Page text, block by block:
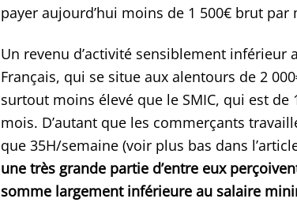
payer aujourd’hui moins de 1 500€ brut par
Un revenu d’activité sensiblement inférieur
Français, qui se situe aux alentours de 2
surtout moins élevé que le SMIC, qui est de
mois. D’autant que les commerçants
que 35H/semaine (voir plus bas dans
une très grande partie d’entre eux
somme largement inférieure au salaire